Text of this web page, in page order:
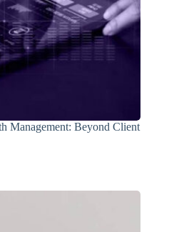
Management: Beyond Client